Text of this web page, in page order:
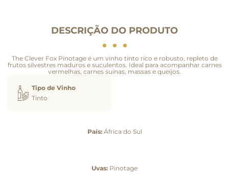
DESCRIÇÃO DO PRODUTO
The Clever Fox Pinotage é um vinho tinto rico e robusto, repleto de
frutos silvestres maduros e suculentos. Ideal para acompanhar carnes
vermelhas, carnes suínas, massas e queijos.
Tipo de Vinho
Tinto
País:África do Sul
Uvas: Pinotage